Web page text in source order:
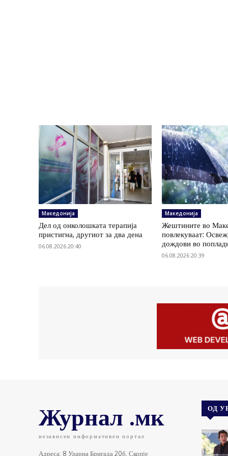
Македонија
Дел од онколошката терапија
пристигна, другиот за два дена
06.08.2026 20:40
Македонија
Жештините во
повлекуваат:
дождови во
06.08.2026 20:39
Журнал .мк
независен информативен портал
Адреса: 8 Ударна Бригада 20б, Скопје
ОД